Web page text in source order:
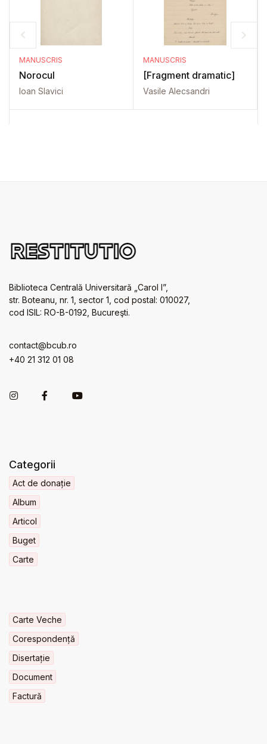
MANUSCRIS
Norocul
Ioan Slavici
MANUSCRIS
[Fragment dramatic]
Vasile Alecsandri
Biblioteca Centrală Universitară „Carol I”,
str. Boteanu, nr. 1, sector 1, cod postal: 010027,
cod ISIL: RO-B-0192, Bucureşti.
contact@bcub.ro
+40 21 312 01 08
Categorii
Act de donație
Album
Articol
Buget
Carte
Carte Veche
Corespondență
Disertație
Document
Factură